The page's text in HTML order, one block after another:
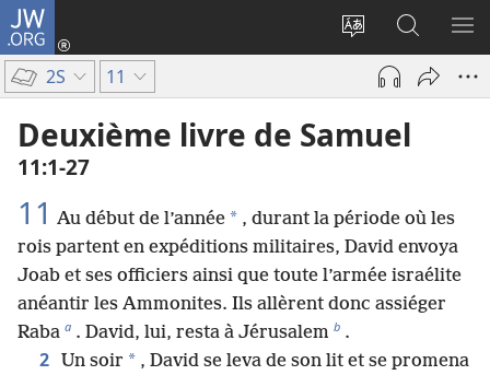
JW.ORG
Changer
langue
site
Se
connecter
fenêtre)
sur
JW.ORG
2S 11
Deuxième livre de Samuel
11​:​1-27
11 Au début de l’année * , durant la période où les
rois partent en expéditions militaires, David envoya
Joab et ses officiers ainsi que toute l’armée israélite
anéantir les Ammonites. Ils allèrent donc assiéger
Raba a . David, lui, resta à Jérusalem b .
2 Un soir * , David se leva de son lit et se promena